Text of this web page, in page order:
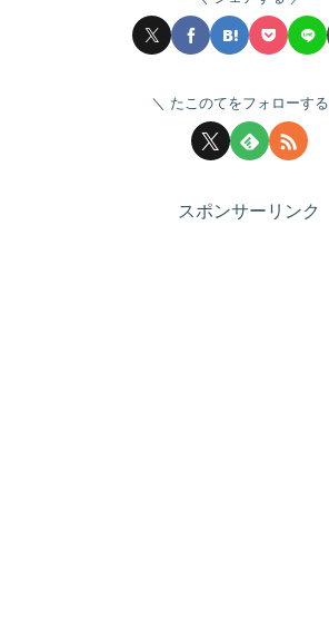
たこのてをフォローする
スポンサーリンク